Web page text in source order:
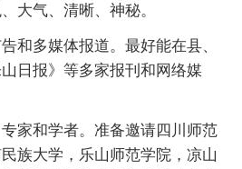
大气、清晰、神秘。
和多媒体报道。最好能在县、
日报》等多家报刊和网络媒
家和学者。准备邀请四川师范
族大学，乐山师范学院，凉山